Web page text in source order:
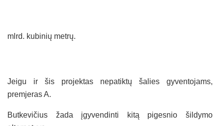
mlrd. kubinių metrų.
Jeigu ir šis projektas nepatiktų šalies gyventojams,
premjeras A.
Butkevičius žada įgyvendinti kitą pigesnio šildymo